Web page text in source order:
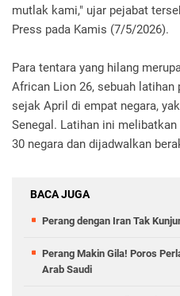
mutlak kami," ujar pejabat
Press pada Kamis (7/5/2026).
Para tentara yang hilang
African Lion 26, sebuah latihan
sejak April di empat negara,
Senegal. Latihan ini
30 negara dan dijadwalkan
BACA JUGA
Perang dengan Iran Tak
Perang Makin Gila! Poros
Arab Saudi